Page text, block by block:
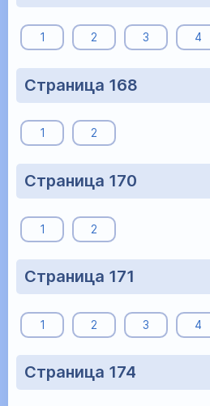
1 2 3 4
Страница 168
1 2
Страница 170
1 2
Страница 171
1 2 3 4
Страница 174